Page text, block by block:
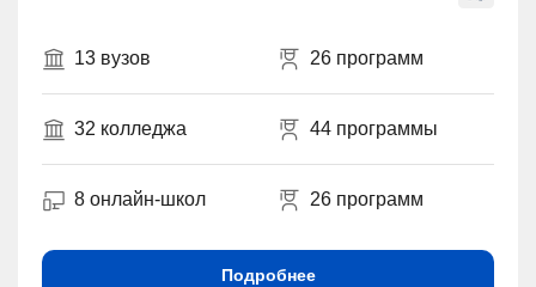
13 вузов 26 программ
32 колледжа 44 программы
8 онлайн-школ 26 программ
Подробнее